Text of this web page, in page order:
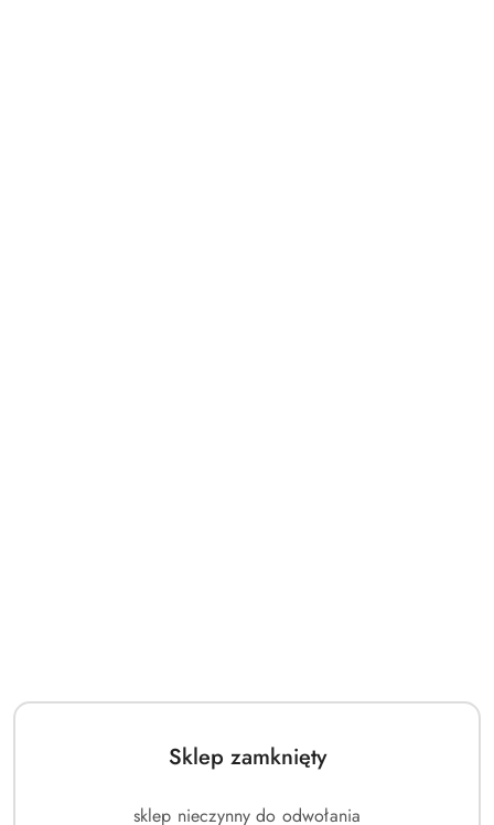
Sklep zamknięty
sklep nieczynny do odwołania